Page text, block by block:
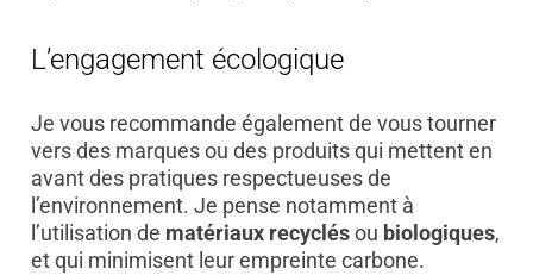
L’engagement écologique
Je vous recommande également de vous tourner
vers des marques ou des produits qui mettent en
avant des pratiques respectueuses de
l’environnement. Je pense notamment à
l’utilisation de matériaux recyclésou biologiques,
et qui minimisent leur empreinte carbone.